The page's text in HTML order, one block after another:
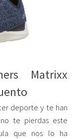
Matrixx
deporte y te han
te pierdas este
que nos lo ha